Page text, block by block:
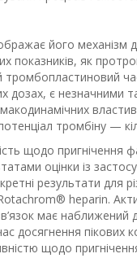
його механізм
показників, як
дозах, є незначними
тромбіну —
щодо
оцінки із
результати для
® heparin.
має
досягнення пікових
щодо